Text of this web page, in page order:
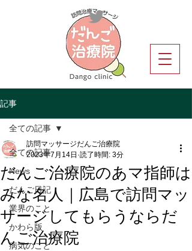
記事
全ての記事
News
だんご日記
業界のこと
かわら版
病気のこと
全ての記事
だんご治療院のあマ指師は
みな名人｜広島で訪問マッ
サージしてもらうならだ
んご治療院
訪問マッサージだんご治療院
2023年7月14日 読了時間: 3分